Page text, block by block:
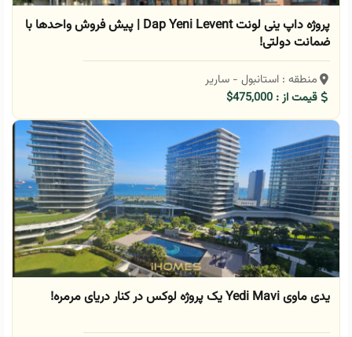
پروژه داپ ینی لونت Dap Yeni Levent | پیش فروش واحدها با
ضمانت دولتی!
منطقه : استانبول - ساریر
قیمت از : 475,000$
یدی ماوی Yedi Mavi یک پروژه لوکس در کنار دریای مرمره!